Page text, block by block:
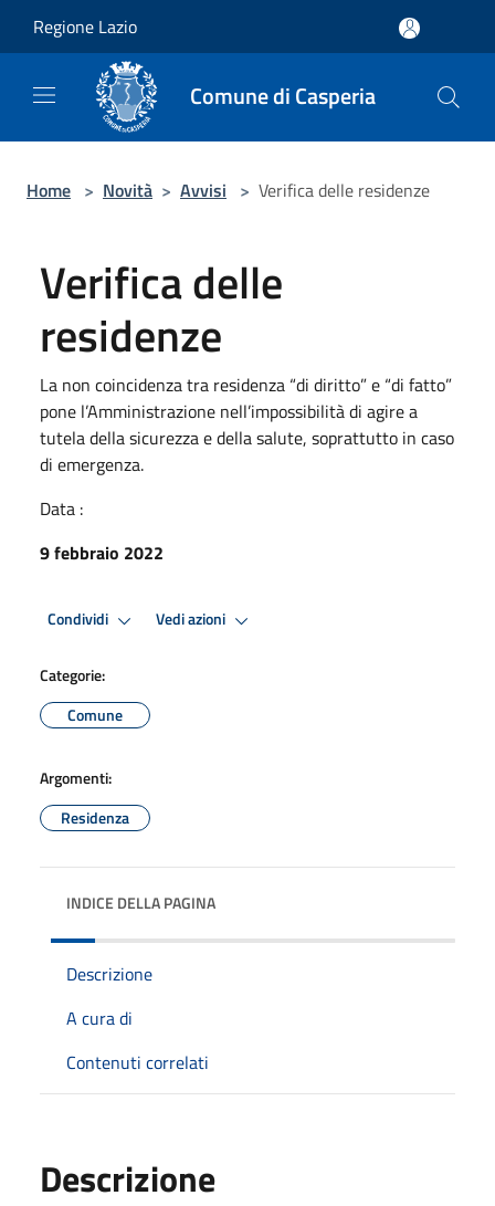
Regione Lazio
Comune di Casperia
Home > Novità > Avvisi > Verifica delle residenze
Verifica delle
residenze
La non coincidenza tra residenza “di diritto” e “di fatto”
pone l’Amministrazione nell’impossibilità di agire a
tutela della sicurezza e della salute, soprattutto in caso
di emergenza.
Data :
9 febbraio 2022
Condividi Vedi azioni
Categorie:
Comune
Argomenti:
Residenza
INDICE DELLA PAGINA
Descrizione
A cura di
Contenuti correlati
Descrizione